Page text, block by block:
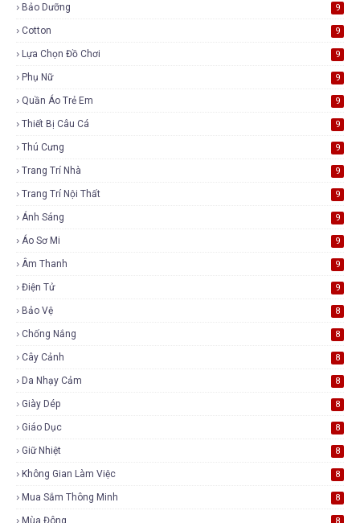
Bảo Dưỡng 9
Cotton 9
Lựa Chọn Đồ Chơi 9
Phụ Nữ 9
Quần Áo Trẻ Em 9
Thiết Bị Câu Cá 9
Thú Cưng 9
Trang Trí Nhà 9
Trang Trí Nội Thất 9
Ánh Sáng 9
Áo Sơ Mi 9
Âm Thanh 9
Điện Tử 9
Bảo Vệ 8
Chống Nắng 8
Cây Cảnh 8
Da Nhạy Cảm 8
Giày Dép 8
Giáo Dục 8
Giữ Nhiệt 8
Không Gian Làm Việc 8
Mua Sắm Thông Minh 8
Mùa Đông 8